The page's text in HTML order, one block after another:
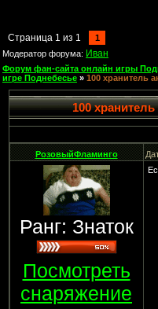
Страница 1 из 1
1
Модератор форума: Иван
Форум фан-сайта онлайн игры
игре Поднебесье » 100 хранитель
100 хранитель
РозовыйФламинго
Ранг: Знаток
Посмотреть
снаряжение